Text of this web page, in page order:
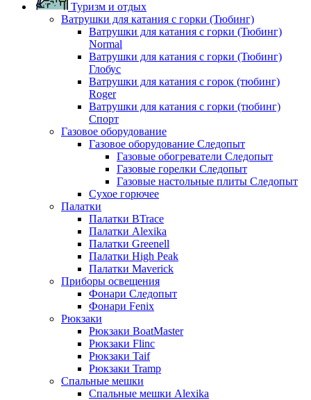
Туризм и отдых
Ватрушки для катания с горки (Тюбинг)
Ватрушки для катания с горки (Тюбинг)
Normal
Ватрушки для катания с горки (Тюбинг)
Глобус
Ватрушки для катания с горок (тюбинг)
Roger
Ватрушки для катания с горки (тюбинг)
Спорт
Газовое оборудование
Газовое оборудование Следопыт
Газовые обогреватели Следопыт
Газовые горелки Следопыт
Газовые настольные плиты Следопыт
Сухое горючее
Палатки
Палатки BTrace
Палатки Alexika
Палатки Greenell
Палатки High Peak
Палатки Maverick
Приборы освещения
Фонари Следопыт
Фонари Fenix
Рюкзаки
Рюкзаки BoatMaster
Рюкзаки Flinc
Рюкзаки Taif
Рюкзаки Tramp
Спальные мешки
Спальные мешки Alexika